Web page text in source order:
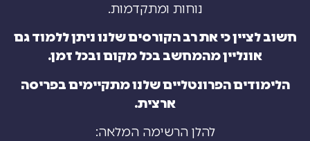
נוחות ומתקדמות.
חשוב לציין כי את רב הקורסים שלנו ניתן ללמוד גם
אונליין מהמחשב בכל מקום ובכל זמן.
הלימודים הפרונטליים שלנו מתקיימים בפריסה
ארצית.
להלן הרשימה המלאה: